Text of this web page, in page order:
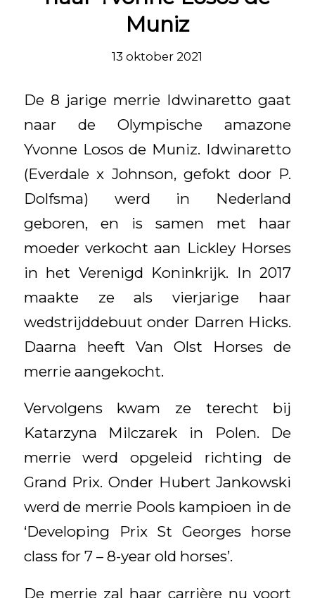
Muniz
13 oktober 2021
De 8 jarige merrie Idwinaretto gaat
naar de Olympische amazone
Yvonne Losos de Muniz. Idwinaretto
(Everdale x Johnson, gefokt door P.
Dolfsma) werd in Nederland
geboren, en is samen met haar
moeder verkocht aan Lickley Horses
in het Verenigd Koninkrijk. In 2017
maakte ze als vierjarige haar
wedstrijddebuut onder Darren Hicks.
Daarna heeft Van Olst Horses de
merrie aangekocht.
Vervolgens kwam ze terecht bij
Katarzyna Milczarek in Polen. De
merrie werd opgeleid richting de
Grand Prix. Onder Hubert Jankowski
werd de merrie Pools kampioen in de
‘Developing Prix St Georges horse
class for 7 – 8-year old horses’.
De merrie zal haar carrière nu voort